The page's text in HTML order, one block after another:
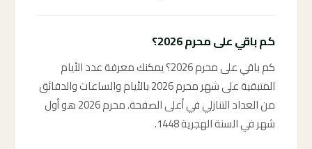
كم باقي على محرم 2026؟
كم باقي على محرم 2026؟ يمكنك معرفة عدد الأيام
المتبقية على شهر محرم 2026 بالأيام والساعات والدقائق
من العداد التنازلي في أعلى الصفحة. محرم 2026 هو أول
شهر في السنة الهجرية 1448.